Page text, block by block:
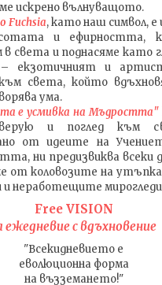
искрено вълнуващото.
Fuchsia, като наш символ, е
и ефирността,
света и поднасяме като
екзотичният и
света, който
ума.
е усмивка на Мъдростта"
и поглед към
от идеите на
ни предизвиква всеки
от коловозите на
неработещите
Free VISION
ежедневие с вдъхновение
"Всекидневието е
еволюционна форма
на възземането!"